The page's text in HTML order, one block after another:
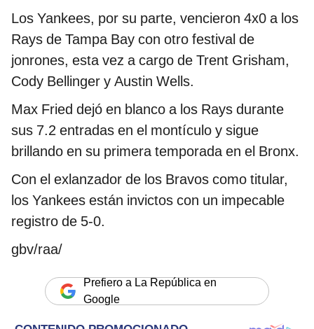
Los Yankees, por su parte, vencieron 4x0 a los
Rays de Tampa Bay con otro festival de
jonrones, esta vez a cargo de Trent Grisham,
Cody Bellinger y Austin Wells.
Max Fried dejó en blanco a los Rays durante
sus 7.2 entradas en el montículo y sigue
brillando en su primera temporada en el Bronx.
Con el exlanzador de los Bravos como titular,
los Yankees están invictos con un impecable
registro de 5-0.
gbv/raa/
Prefiero a La República en
Google